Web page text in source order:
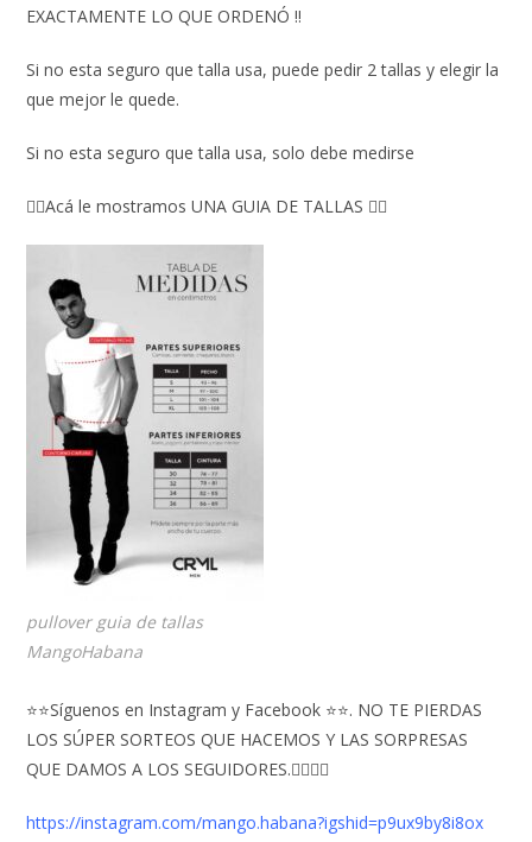
EXACTAMENTE LO QUE ORDENÓ ‼️
Si no esta seguro que talla usa, puede pedir 2 tallas y elegir la
que mejor le quede.
Si no esta seguro que talla usa, solo debe medirse
👇🏼Acá le mostramos UNA GUIA DE TALLAS 👇🏻
pullover guia de tallas
MangoHabana
⭐⭐Síguenos en Instagram y Facebook ⭐⭐. NO TE PIERDAS
LOS SÚPER SORTEOS QUE HACEMOS Y LAS SORPRESAS
QUE DAMOS A LOS SEGUIDORES.👇🏻👇🏻
https://instagram.com/mango.habana?igshid=p9ux9by8i8ox